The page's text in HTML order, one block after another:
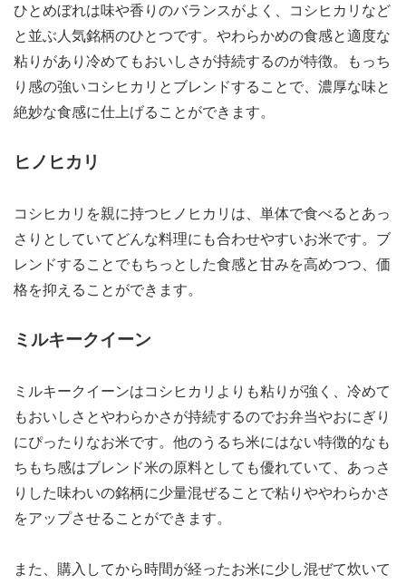
ひとめぼれは味や香りのバランスがよく、コシヒカリなど
と並ぶ人気銘柄のひとつです。やわらかめの食感と適度な
粘りがあり冷めてもおいしさが持続するのが特徴。もっち
り感の強いコシヒカリとブレンドすることで、濃厚な味と
絶妙な食感に仕上げることができます。
ヒノヒカリ
コシヒカリを親に持つヒノヒカリは、単体で食べるとあっ
さりとしていてどんな料理にも合わせやすいお米です。ブ
レンドすることでもちっとした食感と甘みを高めつつ、価
格を抑えることができます。
ミルキークイーン
ミルキークイーンはコシヒカリよりも粘りが強く、冷めて
もおいしさとやわらかさが持続するのでお弁当やおにぎり
にぴったりなお米です。他のうるち米にはない特徴的なも
ちもち感はブレンド米の原料としても優れていて、あっさ
りした味わいの銘柄に少量混ぜることで粘りややわらかさ
をアップさせることができます。
また、購入してから時間が経ったお米に少し混ぜて炊いて